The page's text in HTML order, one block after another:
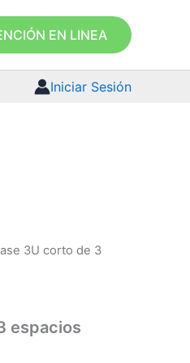
EN LINEA
Iniciar Sesión
3U corto de 3
espacios